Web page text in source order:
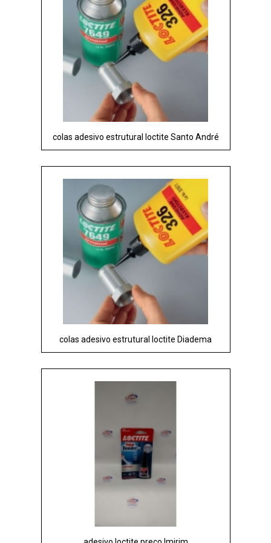
colas adesivo estrutural loctite Santo André
colas adesivo estrutural loctite Diadema